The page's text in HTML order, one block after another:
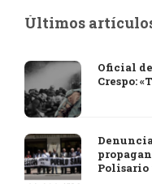
Últimos
Oficial
Crespo:
Polisario